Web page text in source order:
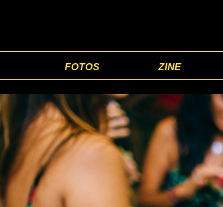
FOTOS ZINE